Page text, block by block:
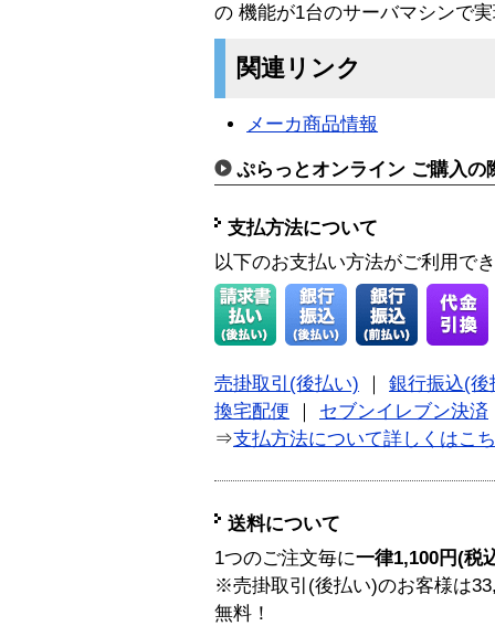
の 機能が1台のサーバマシンで
関連リンク
メーカ商品情報
ぷらっとオンライン ご購入の
支払方法について
以下のお支払い方法がご利用で
売掛取引(後払い)
銀行振込(後
換宅配便
セブンイレブン決済
⇒支払方法について詳しくはこ
送料について
1つのご注文毎に一律1,100円(税
※売掛取引(後払い)のお客様は
無料！